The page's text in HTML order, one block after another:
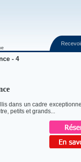
- 4
dans un cadre
petits et grands...